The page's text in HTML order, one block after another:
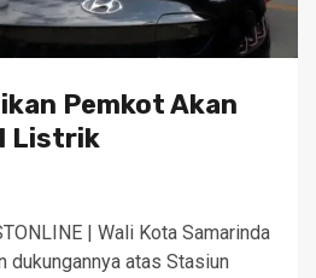
Pemkot Akan
Listrik
| Wali Kota Samarinda
dukungannya atas Stasiun